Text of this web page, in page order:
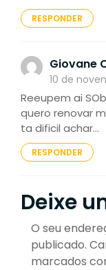
RESPONDER
Giovane
10 de
Reeupem ai
quero renovar
ta dificil achar…
RESPONDER
Deixe
O seu
publicado.
marcados